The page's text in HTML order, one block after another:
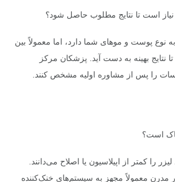
نوع پوست و موهای شما دارد، اما معمولاً بین
تا نتایج بهینه به دست آید. پزشکان مرکز
را پس از مشاوره اولیه مشخص کنند.
را کمتر از اپیلاسیون یا اصلاح می‌دانند.
مدرن معمولاً مجهز به سیستم‌های خنک‌کننده